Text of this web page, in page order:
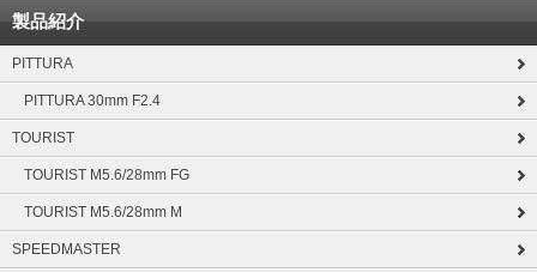
製品紹介
PITTURA
PITTURA 30mm F2.4
TOURIST
TOURIST M5.6/28mm FG
TOURIST M5.6/28mm M
SPEEDMASTER